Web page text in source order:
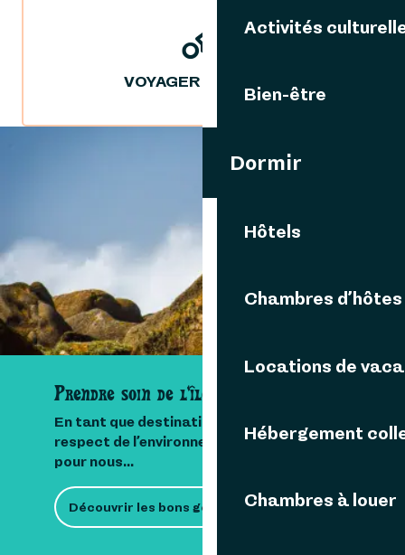
Activités
Bien-être
Dormir
Hôtels
Chambres d’hôtes
Locations de
Hébergement
Chambres à louer
VOYAGER DURABLE
VOUS AIMEREZ AUSSI
DÉCOUVRIR
Prendre soin de l'île
En tant que destination insulaire, le
respect de l’environnement est important
pour nous...
Découvrir les bons gestes